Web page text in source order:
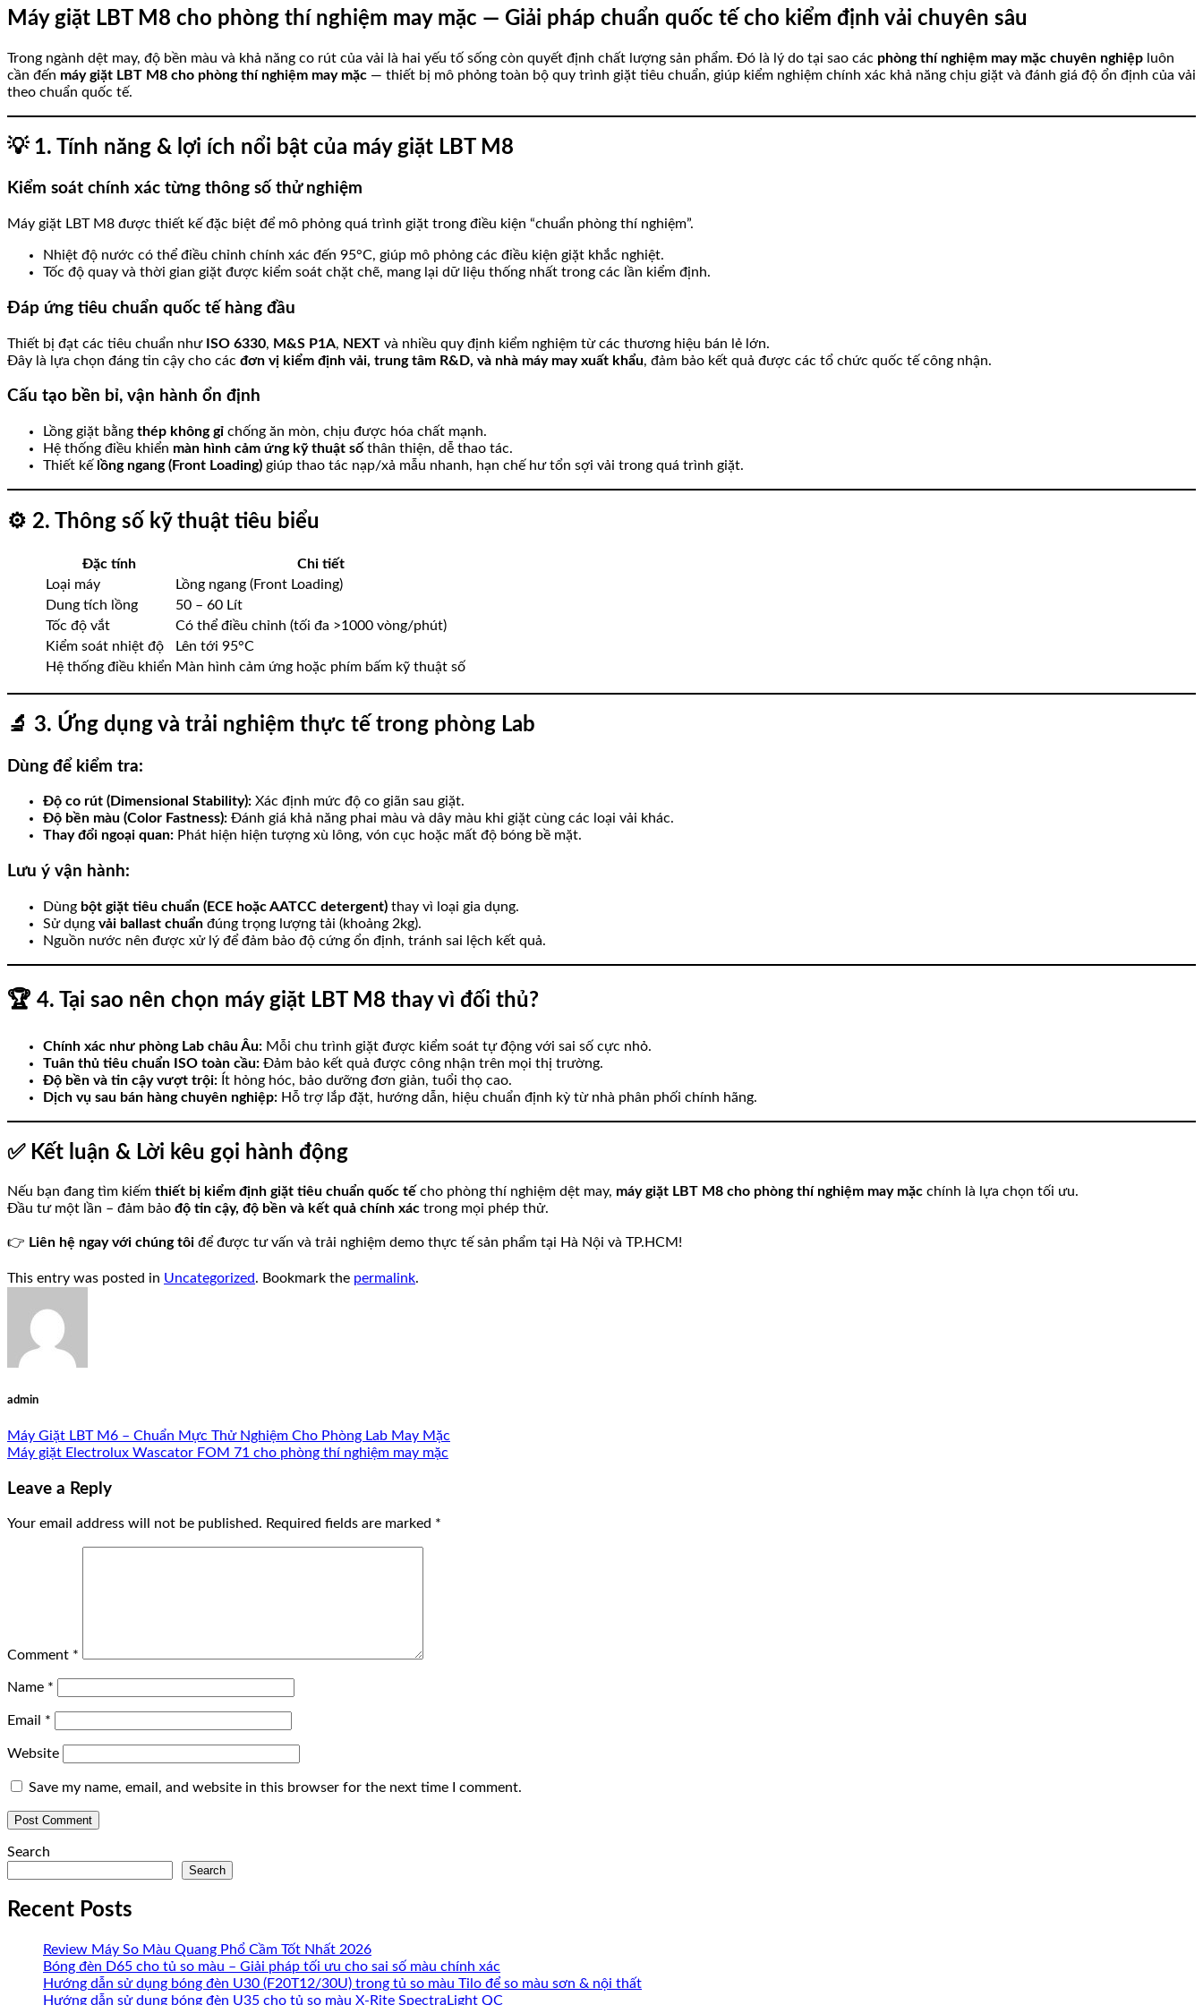
Máy giặt LBT M8 cho phòng thí nghiệm may mặc — Giải pháp chuẩn quốc tế cho kiểm định vải chuyên sâu
Trong ngành dệt may, độ bền màu và khả năng co rút của vải là hai yếu tố sống còn quyết định chất lượng sản phẩm. Đó là lý do tại sao các phòng thí nghiệm may mặc chuyên nghiệp luôn
cần đến máy giặt LBT M8 cho phòng thí nghiệm may mặc — thiết bị mô phỏng toàn bộ quy trình giặt tiêu chuẩn, giúp kiểm nghiệm chính xác khả năng chịu giặt và đánh giá độ ổn định của vải
theo chuẩn quốc tế.
💡 1. Tính năng & lợi ích nổi bật của máy giặt LBT M8
Kiểm soát chính xác từng thông số thử nghiệm
Máy giặt LBT M8 được thiết kế đặc biệt để mô phỏng quá trình giặt trong điều kiện “chuẩn phòng thí nghiệm”.
Nhiệt độ nước có thể điều chỉnh chính xác đến 95°C, giúp mô phỏng các điều kiện giặt khắc nghiệt.
Tốc độ quay và thời gian giặt được kiểm soát chặt chẽ, mang lại dữ liệu thống nhất trong các lần kiểm định.
Đáp ứng tiêu chuẩn quốc tế hàng đầu
Thiết bị đạt các tiêu chuẩn như ISO 6330, M&S P1A, NEXT và nhiều quy định kiểm nghiệm từ các thương hiệu bán lẻ lớn.
Đây là lựa chọn đáng tin cậy cho các đơn vị kiểm định vải, trung tâm R&D, và nhà máy may xuất khẩu, đảm bảo kết quả được các tổ chức quốc tế công nhận.
Cấu tạo bền bỉ, vận hành ổn định
Lồng giặt bằng thép không gỉ chống ăn mòn, chịu được hóa chất mạnh.
Hệ thống điều khiển màn hình cảm ứng kỹ thuật số thân thiện, dễ thao tác.
Thiết kế lồng ngang (Front Loading) giúp thao tác nạp/xả mẫu nhanh, hạn chế hư tổn sợi vải trong quá trình giặt.
⚙️ 2. Thông số kỹ thuật tiêu biểu
Đặc tính
Chi tiết
Loại máy
Lồng ngang (Front Loading)
Dung tích lồng
50 – 60 Lít
Tốc độ vắt
Có thể điều chỉnh (tối đa >1000 vòng/phút)
Kiểm soát nhiệt độ
Lên tới 95°C
Hệ thống điều khiển Màn hình cảm ứng hoặc phím bấm kỹ thuật số
🔬 3. Ứng dụng và trải nghiệm thực tế trong phòng Lab
Dùng để kiểm tra:
Độ co rút (Dimensional Stability): Xác định mức độ co giãn sau giặt.
Độ bền màu (Color Fastness): Đánh giá khả năng phai màu và dây màu khi giặt cùng các loại vải khác.
Thay đổi ngoại quan: Phát hiện hiện tượng xù lông, vón cục hoặc mất độ bóng bề mặt.
Lưu ý vận hành:
Dùng bột giặt tiêu chuẩn (ECE hoặc AATCC detergent) thay vì loại gia dụng.
Sử dụng vải ballast chuẩn đúng trọng lượng tải (khoảng 2kg).
Nguồn nước nên được xử lý để đảm bảo độ cứng ổn định, tránh sai lệch kết quả.
🏆 4. Tại sao nên chọn máy giặt LBT M8 thay vì đối thủ?
Chính xác như phòng Lab châu Âu: Mỗi chu trình giặt được kiểm soát tự động với sai số cực nhỏ.
Tuân thủ tiêu chuẩn ISO toàn cầu: Đảm bảo kết quả được công nhận trên mọi thị trường.
Độ bền và tin cậy vượt trội: Ít hỏng hóc, bảo dưỡng đơn giản, tuổi thọ cao.
Dịch vụ sau bán hàng chuyên nghiệp: Hỗ trợ lắp đặt, hướng dẫn, hiệu chuẩn định kỳ từ nhà phân phối chính hãng.
✅ Kết luận & Lời kêu gọi hành động
Nếu bạn đang tìm kiếm thiết bị kiểm định giặt tiêu chuẩn quốc tế cho phòng thí nghiệm dệt may, máy giặt LBT M8 cho phòng thí nghiệm may mặc chính là lựa chọn tối ưu.
Đầu tư một lần – đảm bảo độ tin cậy, độ bền và kết quả chính xác trong mọi phép thử.
👉 Liên hệ ngay với chúng tôi để được tư vấn và trải nghiệm demo thực tế sản phẩm tại Hà Nội và TP.HCM!
This entry was posted in Uncategorized. Bookmark the permalink.
admin
Máy Giặt LBT M6 – Chuẩn Mực Thử Nghiệm Cho Phòng Lab May Mặc
Máy giặt Electrolux Wascator FOM 71 cho phòng thí nghiệm may mặc
Leave a Reply
Your email address will not be published. Required fields are marked *
Comment *
Name *
Email *
Website
Save my name, email, and website in this browser for the next time I comment.
Search
Search
Recent Posts
Review Máy So Màu Quang Phổ Cầm Tốt Nhất 2026
Bóng đèn D65 cho tủ so màu – Giải pháp tối ưu cho sai số màu chính xác
Hướng dẫn sử dụng bóng đèn U30 (F20T12/30U) trong tủ so màu Tilo để so màu sơn & nội thất
Hướng dẫn sử dụng bóng đèn U35 cho tủ so màu X-Rite SpectraLight QC